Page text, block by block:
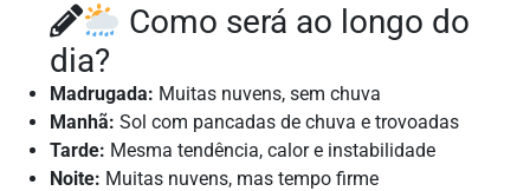
Como será ao longo do
dia?
Madrugada: Muitas nuvens, sem chuva
Manhã: Sol com pancadas de chuva e trovoadas
Tarde: Mesma tendência, calor e instabilidade
Noite: Muitas nuvens, mas tempo firme